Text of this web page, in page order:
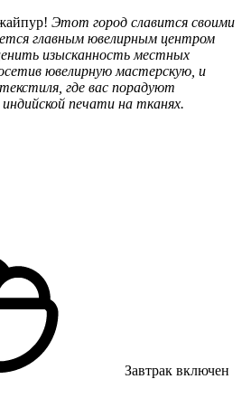
Этот город славится своими
главным ювелирным центром
изысканность местных
ювелирную мастерскую, и
где вас порадуют
печати на тканях.
Завтрак включен